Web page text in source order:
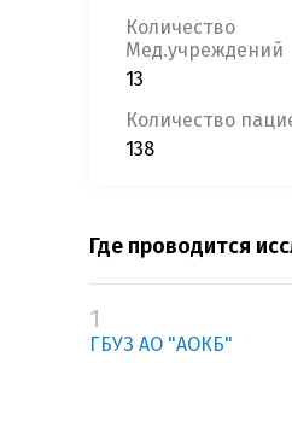
Количество
Мед.учреждений
13
Количество
138
Где проводится
1
ГБУЗ АО "АОКБ"